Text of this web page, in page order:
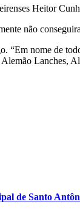
Heitor
não
nome de
de Santo